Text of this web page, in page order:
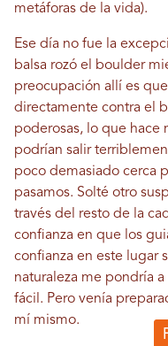
metáforas de la vida).
Ese día no fue la
balsa rozó el boulder
preocupación allí es
directamente contra el
poderosas, lo que hace
podrían salir
poco demasiado cerca
pasamos. Solté otro
través del resto de la
confianza en que los
confianza en este lugar
naturaleza me pondría
fácil. Pero venía
mí mismo.